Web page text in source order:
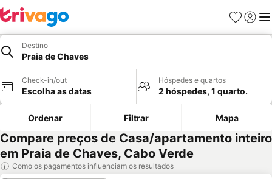
Favoritos
Iniciar
Destino
Praia de Chaves
Check-in/out
Escolha as datas
Hóspedes e quartos
2 hóspedes, 1 quarto.
Ordenar Filtrar Mapa
Compare preços de Casa/apartamento inteiro
em Praia de Chaves, Cabo Verde
Como os pagamentos influenciam os resultados